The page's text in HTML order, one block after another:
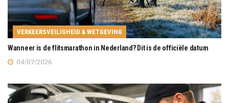
VERKEERSVEILIGHEID & WETGEVING
Wanneer is de flitsmarathon in Nederland? Dit is de officiële datum
04/07/2026